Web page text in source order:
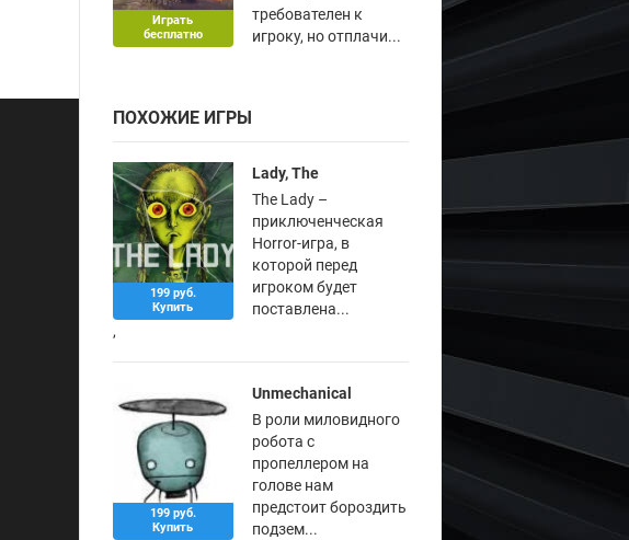
Играть
бесплатно
требователен к
игроку, но отплачи...
ПОХОЖИЕ ИГРЫ
199 руб.
Купить
,
Lady, The
The Lady –
приключенческая
Horror-игра, в
которой перед
игроком будет
поставлена...
199 руб.
Купить
Unmechanical
В роли миловидного
робота с
пропеллером на
голове нам
предстоит бороздить
подзем...